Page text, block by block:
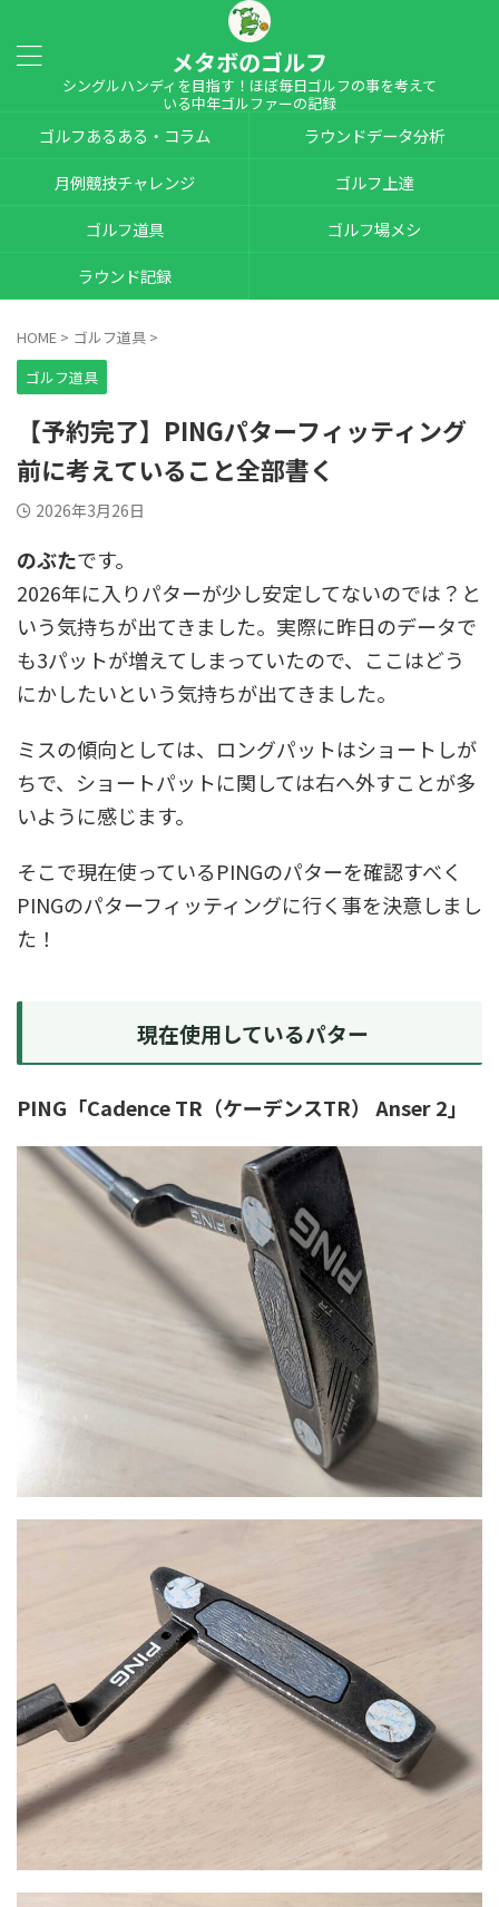
メタボのゴルフ
シングルハンディを目指す！ほぼ毎日ゴルフの事を考えて
いる中年ゴルファーの記録
ゴルフあるある・コラム
ラウンドデータ分析
月例競技チャレンジ
ゴルフ上達
ゴルフ道具
ゴルフ場メシ
ラウンド記録
HOME > ゴルフ道具 >
ゴルフ道具
【予約完了】PINGパターフィッティング
前に考えていること全部書く
2026年3月26日
のぶたです。
2026年に入りパターが少し安定してないのでは？と
いう気持ちが出てきました。実際に昨日のデータで
も3パットが増えてしまっていたので、ここはどう
にかしたいという気持ちが出てきました。
ミスの傾向としては、ロングパットはショートしが
ちで、ショートパットに関しては右へ外すことが多
いように感じます。
そこで現在使っているPINGのパターを確認すべく
PINGのパターフィッティングに行く事を決意しまし
た！
現在使用しているパター
PING「Cadence TR（ケーデンスTR） Anser 2」